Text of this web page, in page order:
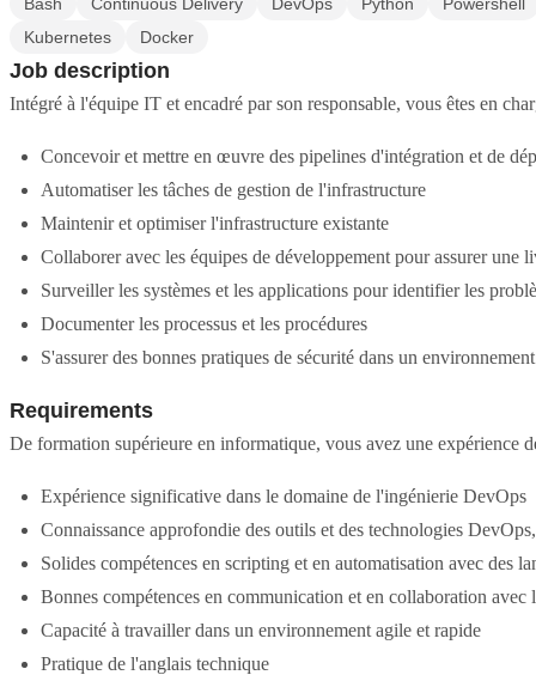
Kubernetes
Docker
Job description
Intégré à l'équipe IT et encadré par son responsable, vous êtes en
Concevoir et mettre en œuvre des pipelines d'intégration et de
Automatiser les tâches de gestion de l'infrastructure
Maintenir et optimiser l'infrastructure existante
Collaborer avec les équipes de développement pour assurer une
Surveiller les systèmes et les applications pour identifier les
Documenter les processus et les procédures
S'assurer des bonnes pratiques de sécurité dans un
Requirements
De formation supérieure en informatique, vous avez une expérience
Expérience significative dans le domaine de l'ingénierie DevOps
Connaissance approfondie des outils et des technologies
Solides compétences en scripting et en automatisation avec des
Bonnes compétences en communication et en collaboration avec
Capacité à travailler dans un environnement agile et rapide
Pratique de l'anglais technique